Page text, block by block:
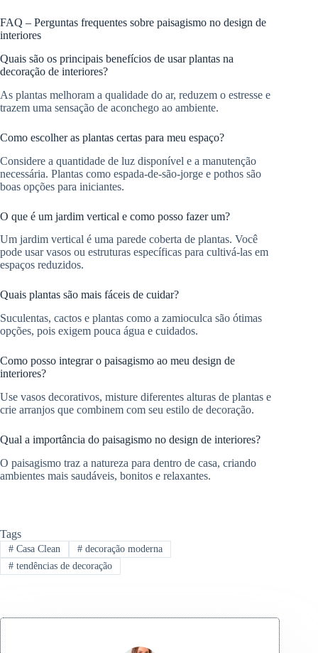
FAQ – Perguntas frequentes sobre paisagismo no design de
interiores
Quais são os principais benefícios de usar plantas na
decoração de interiores?
As plantas melhoram a qualidade do ar, reduzem o estresse e
trazem uma sensação de aconchego ao ambiente.
Como escolher as plantas certas para meu espaço?
Considere a quantidade de luz disponível e a manutenção
necessária. Plantas como espada-de-são-jorge e pothos são
boas opções para iniciantes.
O que é um jardim vertical e como posso fazer um?
Um jardim vertical é uma parede coberta de plantas. Você
pode usar vasos ou estruturas específicas para cultivá-las em
espaços reduzidos.
Quais plantas são mais fáceis de cuidar?
Suculentas, cactos e plantas como a zamioculca são ótimas
opções, pois exigem pouca água e cuidados.
Como posso integrar o paisagismo ao meu design de
interiores?
Use vasos decorativos, misture diferentes alturas de plantas e
crie arranjos que combinem com seu estilo de decoração.
Qual a importância do paisagismo no design de interiores?
O paisagismo traz a natureza para dentro de casa, criando
ambientes mais saudáveis, bonitos e relaxantes.
Tags
#Casa Clean #decoração moderna
#tendências de decoração